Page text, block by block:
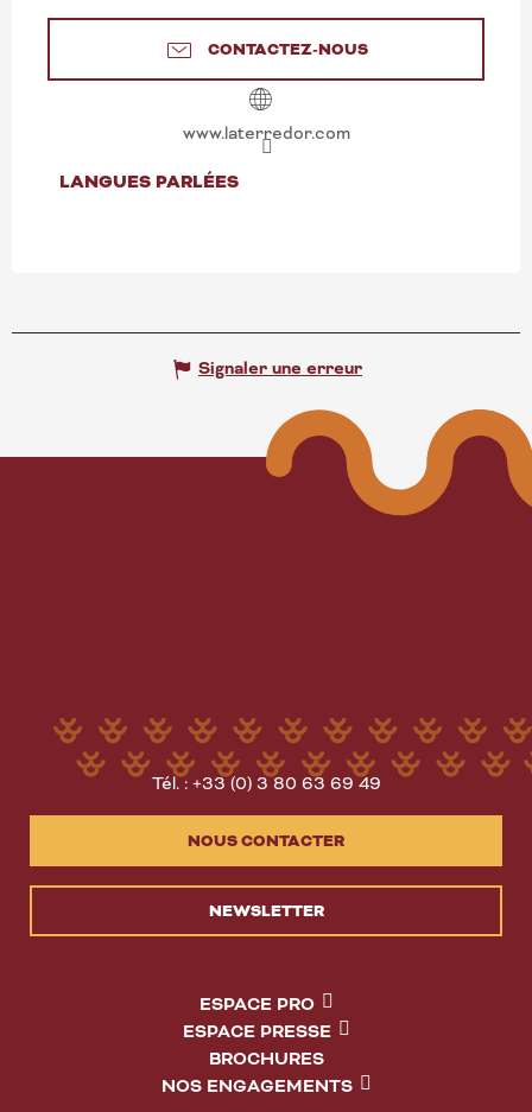
CONTACTEZ-NOUS
www.laterredor.com
LANGUES PARLÉES
LANGUES PARLÉES
Signaler une erreur
Tél. : +33 (0) 3 80 63 69 49
NOUS CONTACTER
NEWSLETTER
ESPACE PRO
ESPACE PRESSE
BROCHURES
NOS ENGAGEMENTS